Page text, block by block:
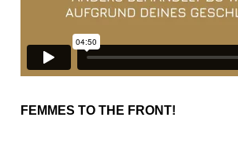
FEMMES TO THE FRONT!